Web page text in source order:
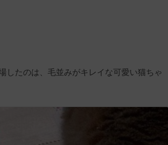
したのは、毛並みがキレイな可愛い猫ちゃ